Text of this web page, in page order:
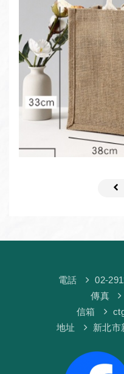
電話 02-
傳真
信箱
地址
新北市